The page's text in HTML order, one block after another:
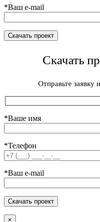
*Ваш e-mail
Скачать
Отправьте
*Ваше имя
*Телефон
*Ваш e-mail
×